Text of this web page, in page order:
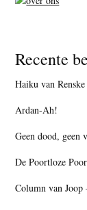
Recente
Haiku van
Ardan-Ah!
Geen dood, geen
De Poortloze
Column van Joop